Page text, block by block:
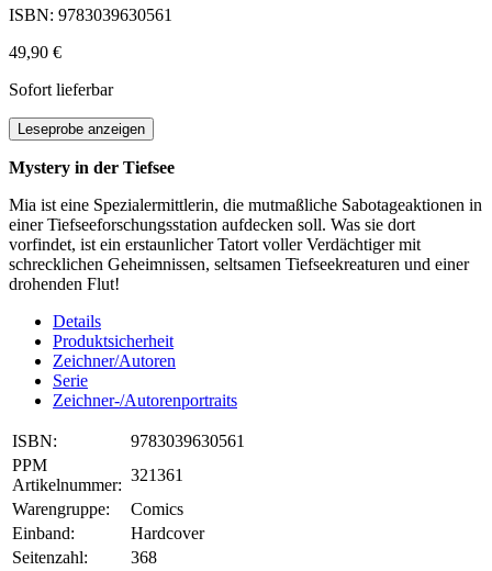
ISBN: 9783039630561
49,90 €
Sofort lieferbar
Leseprobe anzeigen
Mystery in der Tiefsee
Mia ist eine Spezialermittlerin, die mutmaßliche Sabotageaktionen in
einer Tiefseeforschungsstation aufdecken soll. Was sie dort
vorfindet, ist ein erstaunlicher Tatort voller Verdächtiger mit
schrecklichen Geheimnissen, seltsamen Tiefseekreaturen und einer
drohenden Flut!
Details
Produktsicherheit
Zeichner/Autoren
Serie
Zeichner-/Autorenportraits
ISBN:
9783039630561
PPM
Artikelnummer:
321361
Warengruppe:
Comics
Einband:
Hardcover
Seitenzahl:
368